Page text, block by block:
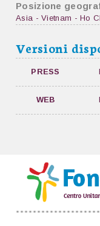
Posizione
Asia - Vietnam - Ho
Versioni
PRESS
WEB